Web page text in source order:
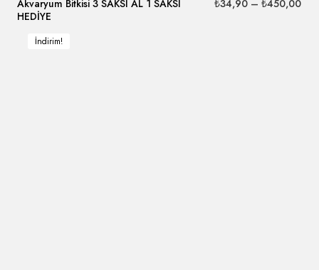
Akvaryum Bitkisi 3 SAKSI AL 1 SAKSI
HEDİYE
₺34,90 – ₺450,00
İndirim!